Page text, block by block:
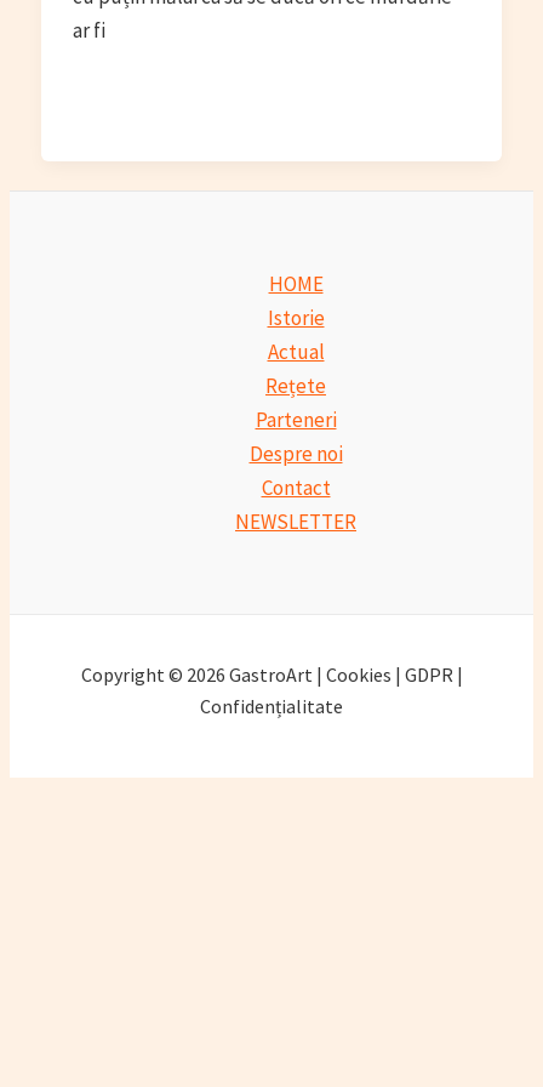
ar fi
HOME
Istorie
Actual
Rețete
Parteneri
Despre noi
Contact
NEWSLETTER
Copyright © 2026 GastroArt | Cookies | GDPR |
Confidențialitate